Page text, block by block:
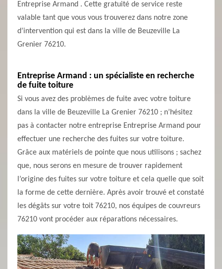
Entreprise Armand . Cette gratuité de service reste
valable tant que vous vous trouverez dans notre zone
d’intervention qui est dans la ville de Beuzeville La
Grenier 76210.
Entreprise Armand : un spécialiste en recherche
de fuite toiture
Si vous avez des problèmes de fuite avec votre toiture
dans la ville de Beuzeville La Grenier 76210 ; n’hésitez
pas à contacter notre entreprise Entreprise Armand pour
effectuer une recherche des fuites sur votre toiture.
Grâce aux matériels de pointe que nous utilisons ; sachez
que, nous serons en mesure de trouver rapidement
l’origine des fuites sur votre toiture et cela quelle que soit
la forme de cette dernière. Après avoir trouvé et constaté
les dégâts sur votre toit 76210, nos équipes de couvreurs
76210 vont procéder aux réparations nécessaires.